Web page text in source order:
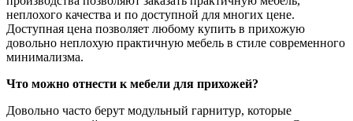
неплохого качества и по доступной для многих цене.
Доступная цена позволяет любому купить в прихожую
довольно неплохую практичную мебель в стиле современного
минимализма.
Что можно отнести к мебели для прихожей?
Довольно часто берут модульный гарнитур, которые